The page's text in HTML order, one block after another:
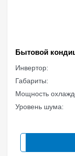
Бытовой
Инвертор:
Габариты:
Мощность
Уровень шума: